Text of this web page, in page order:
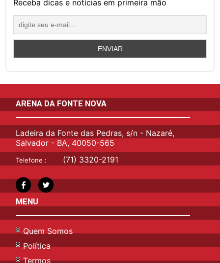
Receba dicas e notícias em primeira mão
ARENA DA FONTE NOVA
Ladeira da Fonte das Pedras, s/n - Nazaré,
Salvador - BA, 40050-565
Telefone : (71) 3320-2191
MENU
Quem Somos
Política
Termos